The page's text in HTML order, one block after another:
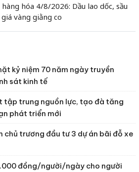
hóa 4/8/2026: Dầu lao dốc, sầu
vàng giằng co
kỷ niệm 70 năm ngày truyền
sát kinh tế
tập trung nguồn lực, tạo đà tăng
phát triển mới
chủ trương đầu tư 3 dự án bãi đỗ xe
đồng/người/ngày cho người